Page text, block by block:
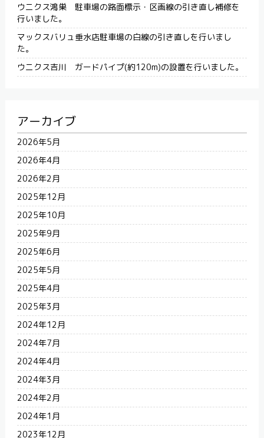
ウニクス鴻巣 駐車場の路面標示・区画線の引き直し補修を
行いました。
マックスバリュ垂水店駐車場の白線の引き直しを行いまし
た。
ウニクス吉川 ガードパイプ(約120m)の設置を行いました。
アーカイブ
2026年5月
2026年4月
2026年2月
2025年12月
2025年10月
2025年9月
2025年6月
2025年5月
2025年4月
2025年3月
2024年12月
2024年7月
2024年4月
2024年3月
2024年2月
2024年1月
2023年12月